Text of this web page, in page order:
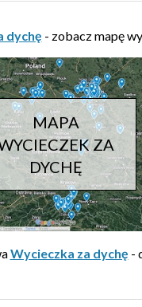
dychę - zobacz mapę
MAPA
ZA
DYCHĘ
Wycieczka za dychę -